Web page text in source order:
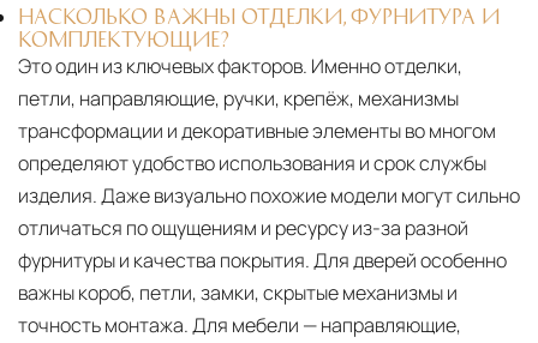
НАСКОЛЬКО ВАЖНЫ ОТДЕЛКИ, ФУРНИТУРА И
КОМПЛЕКТУЮЩИЕ?
Это один из ключевых факторов. Именно отделки,
петли, направляющие, ручки, крепёж, механизмы
трансформации и декоративные элементы во многом
определяют удобство использования и срок службы
изделия. Даже визуально похожие модели могут сильно
отличаться по ощущениям и ресурсу из-за разной
фурнитуры и качества покрытия. Для дверей особенно
важны короб, петли, замки, скрытые механизмы и
точность монтажа. Для мебели — направляющие,